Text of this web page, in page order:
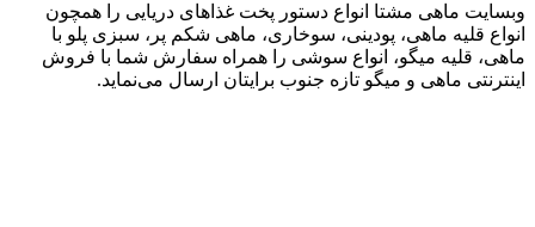
وبسایت ماهی مشتا انواع دستور پخت غذاهای دریایی را همچون
انواع قلیه ماهی، پودینی، سوخاری، ماهی شکم پر، سبزی پلو با
ماهی، قلیه میگو، انواع سوشی را همراه سفارش شما با فروش
اینترنتی ماهی و میگو تازه جنوب برایتان ارسال می‌نماید.